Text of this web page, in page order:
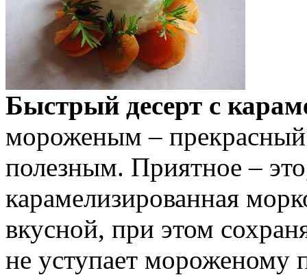
Быстрый десерт с
мороженым – прекрасный
полезным. Приятное –
карамелизированная
вкусной, при этом
не уступает мороженому